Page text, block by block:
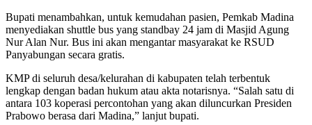
Bupati menambahkan, untuk kemudahan pasien, Pemkab Madina
menyediakan shuttle bus yang standbay 24 jam di Masjid Agung
Nur Alan Nur. Bus ini akan mengantar masyarakat ke RSUD
Panyabungan secara gratis.
KMP di seluruh desa/kelurahan di kabupaten telah terbentuk
lengkap dengan badan hukum atau akta notarisnya. “Salah satu di
antara 103 koperasi percontohan yang akan diluncurkan Presiden
Prabowo berasa dari Madina,” lanjut bupati.